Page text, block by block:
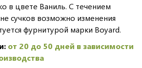
в цвете Ваниль. С течением
сучков возможно изменения
фурнитурой марки Boyard.
от 20 до 50 дней в зависимости